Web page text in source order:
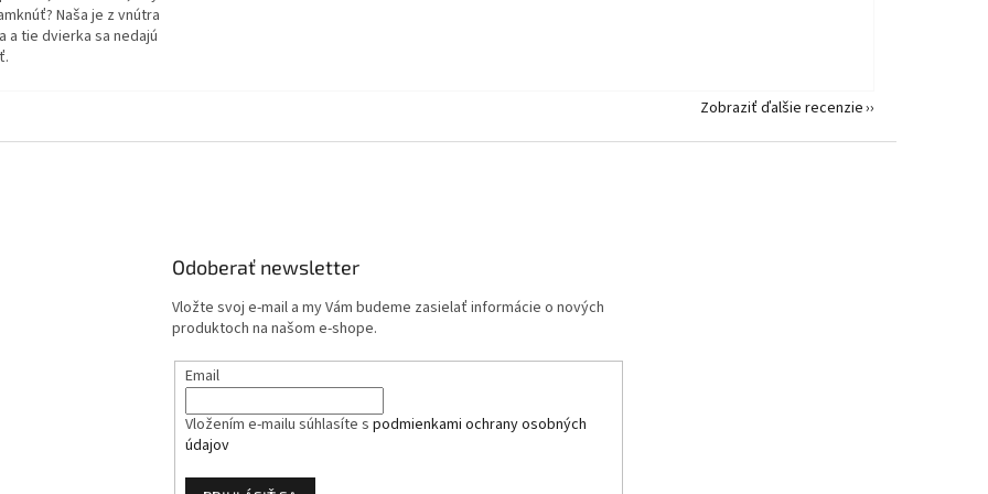
Naša je z vnútra
a tie dvierka sa nedajú
Zobraziť ďalšie recenzie
Odoberať newsletter
Vložte svoj e-mail a my Vám budeme zasielať informácie o nových
produktoch na našom e-shope.
Email
Vložením e-mailu súhlasíte s podmienkami ochrany osobných
údajov